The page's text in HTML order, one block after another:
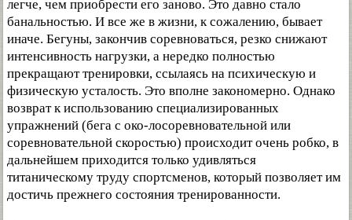
легче, чем приобрести его заново. Это давно стало
банальностью. И все же в жизни, к сожалению, бывает
иначе. Бегуны, закончив соревноваться, резко снижают
интенсивность нагрузки, а нередко полностью
прекращают тренировки, ссылаясь на психическую и
физическую усталость. Это вполне закономерно. Однако
возврат к использованию специализированных
упражнений (бега с око-лосоревновательной или
соревновательной скоростью) происходит очень робко, в
дальнейшем приходится только удивляться
титаническому труду спортсменов, который позволяет им
достичь прежнего состояния тренированности.